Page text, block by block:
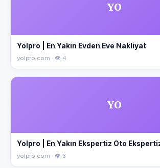
YO
Yolpro | En Yakın Evden Eve Nakliyat
yolpro.com · 👁 4
YO
Yolpro | En Yakın Ekspertiz Oto
yolpro.com · 👁 3